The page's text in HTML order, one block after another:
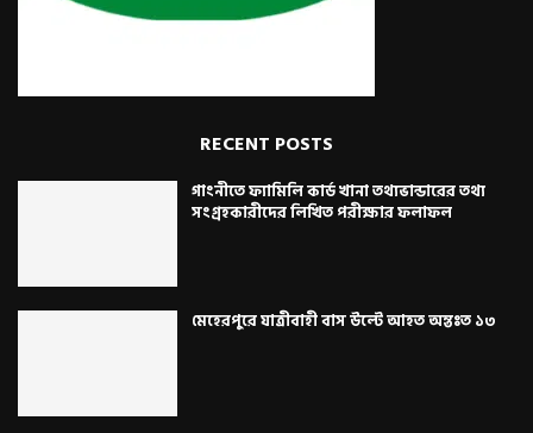
RECENT POSTS
গাংনীতে ফ্যামিলি কার্ড খানা তথ্যভান্ডারের তথ্য
সংগ্রহকারীদের লিখিত পরীক্ষার ফলাফল
মেহেরপুরে যাত্রীবাহী বাস উল্টে আহত অন্তঃত ১৩